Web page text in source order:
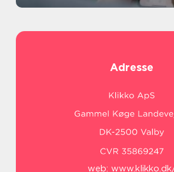
Adresse
web: